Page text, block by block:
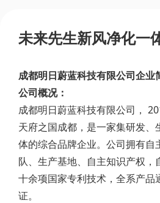
未来先生新风净化一
成都明日蔚蓝科技有限公司企业
公司概况：
成都明日蔚蓝科技有限公司，
天府之国成都，是一家集研发、
体的综合品牌企业。公司拥有自
队、生产基地、自主知识产权，
十余项国家专利技术，全系产
证。